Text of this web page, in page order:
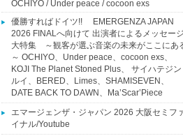
OCHIYO / Under peace / cocoon exs
優勝すればドイツ!! EMERGENZA JAPAN
2026 FINALへ向けて 出演者によるメッセー
大特集 ～観客が選ぶ音楽の未来がここにあ
～ OCHIYO、Under peace、cocoon exs、
KOJI The Planet Stoned Plus、 サイハテジン
ルイ、BERED、Limes、SHAMISEVEN、
DATE BACK TO DAWN、Ma’Scar’Piece
エマージェンザ・ジャパン 2026 大阪セミフ
イナル/Youtube